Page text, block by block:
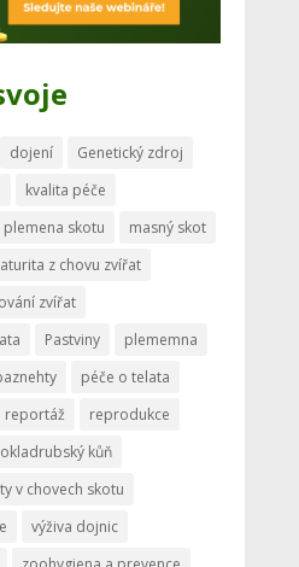
dojení
Genetický zdroj
kvalita péče
plemena skotu
masný skot
z chovu zvířat
zvířat
Pastviny
plememna
péče o telata
reportáž
reprodukce
kůň
v chovech skotu
výživa dojnic